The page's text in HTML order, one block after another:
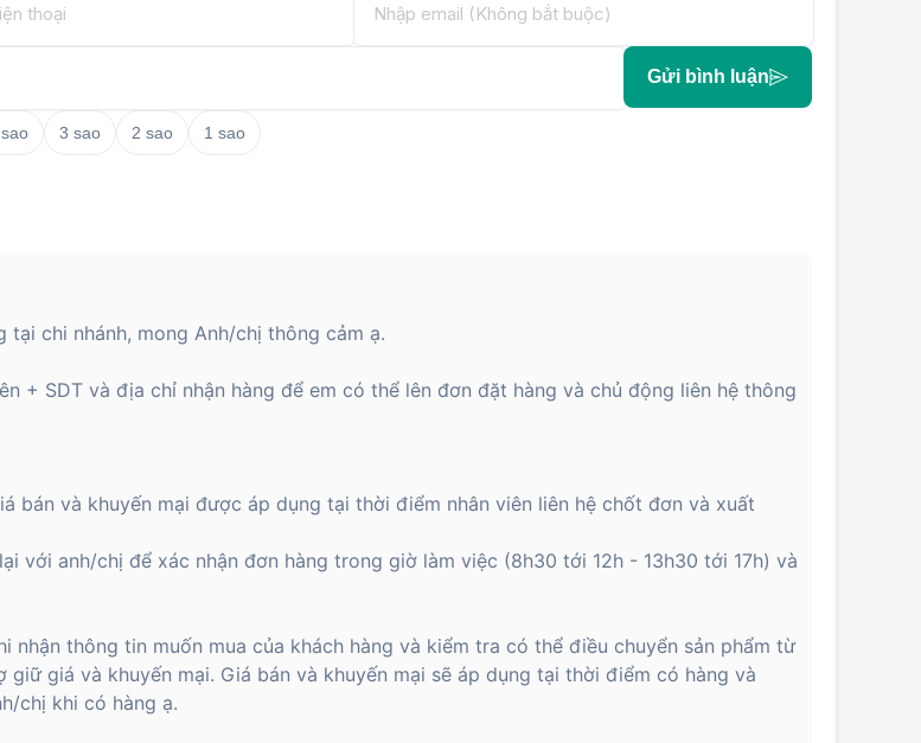
Gửi bình luận
3 sao 2 sao 1 sao
tại chi nhánh, mong Anh/chị thông cảm ạ.
+ SDT và địa chỉ nhận hàng để em có thể lên đơn đặt hàng và chủ động liên hệ thông
bán và khuyến mại được áp dụng tại thời điểm nhân viên liên hệ chốt đơn và xuất
với anh/chị để xác nhận đơn hàng trong giờ làm việc (8h30 tới 12h - 13h30 tới 17h) và
nhận thông tin muốn mua của khách hàng và kiểm tra có thể điều chuyển sản phẩm từ
giá và khuyến mại. Giá bán và khuyến mại sẽ áp dụng tại thời điểm có hàng và
chị khi có hàng ạ.